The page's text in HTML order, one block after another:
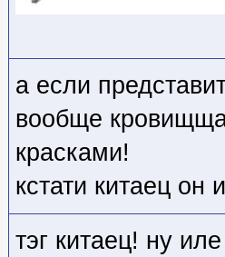
а если
вообще
красками!
кстати китаец он
тэг китаец! ну